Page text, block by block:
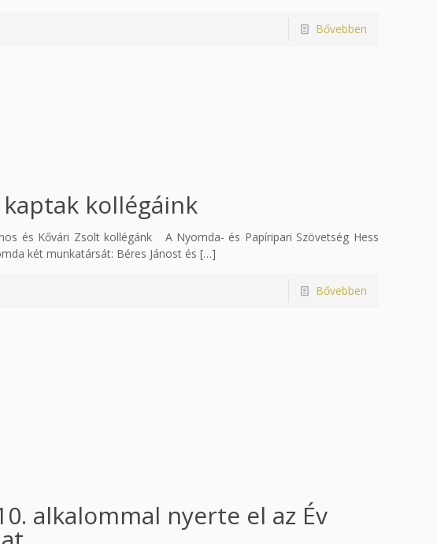
Bővebben
kollégáink
és Kővári Zsolt kollégánk A Nyomda- és Papíripari Szövetség Hess
két munkatársát: Béres Jánost és […]
Bővebben
alkalommal nyerte el az Év